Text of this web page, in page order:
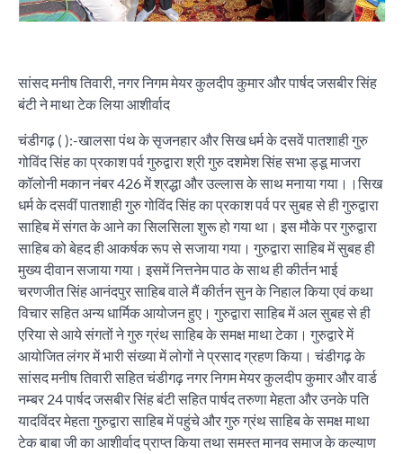
सांसद मनीष तिवारी, नगर निगम मेयर कुलदीप कुमार और पार्षद जसबीर सिंह
बंटी ने माथा टेक लिया आशीर्वाद
चंडीगढ़ ( ):-खालसा पंथ के सृजनहार और सिख धर्म के दसवें पातशाही गुरु
गोविंद सिंह का प्रकाश पर्व गुरुद्वारा श्री गुरु दशमेश सिंह सभा ड्डू माजरा
कॉलोनी मकान नंबर 426 में श्रद्धा और उल्लास के साथ मनाया गया।।सिख
धर्म के दसवीं पातशाही गुरु गोविंद सिंह का प्रकाश पर्व पर सुबह से ही गुरुद्वारा
साहिब में संगत के आने का सिलसिला शुरू हो गया था। इस मौके पर गुरुद्वारा
साहिब को बेहद ही आकर्षक रूप से सजाया गया। गुरुद्वारा साहिब में सुबह ही
मुख्य दीवान सजाया गया। इसमें नित्तनेम पाठ के साथ ही कीर्तन भाई
चरणजीत सिंह आनंदपुर साहिब वाले मैं कीर्तन सुन के निहाल किया एवं कथा
विचार सहित अन्य धार्मिक आयोजन हुए। गुरुद्वारा साहिब में अल सुबह से ही
एरिया से आये संगतों ने गुरु ग्रंथ साहिब के समक्ष माथा टेका। गुरुद्वारे में
आयोजित लंगर में भारी संख्या में लोगों ने प्रसाद ग्रहण किया। चंडीगढ़ के
सांसद मनीष तिवारी सहित चंडीगढ़ नगर निगम मेयर कुलदीप कुमार और वार्ड
नम्बर 24 पार्षद जसबीर सिंह बंटी सहित पार्षद तरुणा मेहता और उनके पति
यादविंदर मेहता गुरुद्वारा साहिब में पहुंचे और गुरु ग्रंथ साहिब के समक्ष माथा
टेक बाबा जी का आशीर्वाद प्राप्त किया तथा समस्त मानव समाज के कल्याण